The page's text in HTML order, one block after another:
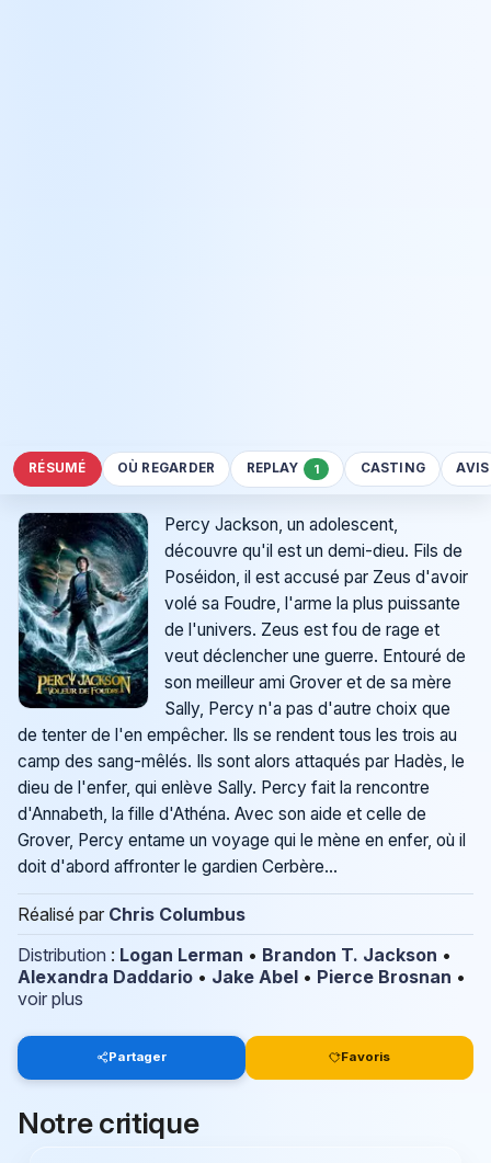
RÉSUMÉ OÙ REGARDER REPLAY 1 CASTING AVIS
Percy Jackson, un adolescent,
découvre qu'il est un demi-dieu. Fils de
Poséidon, il est accusé par Zeus d'avoir
volé sa Foudre, l'arme la plus puissante
de l'univers. Zeus est fou de rage et
veut déclencher une guerre. Entouré de
son meilleur ami Grover et de sa mère
Sally, Percy n'a pas d'autre choix que
de tenter de l'en empêcher. Ils se rendent tous les trois au
camp des sang-mêlés. Ils sont alors attaqués par Hadès, le
dieu de l'enfer, qui enlève Sally. Percy fait la rencontre
d'Annabeth, la fille d'Athéna. Avec son aide et celle de
Grover, Percy entame un voyage qui le mène en enfer, où il
doit d'abord affronter le gardien Cerbère...
Réalisé par Chris Columbus
Distribution : Logan Lerman • Brandon T. Jackson •
Alexandra Daddario • Jake Abel • Pierce Brosnan •
voir plus
Partager Favoris
Notre critique